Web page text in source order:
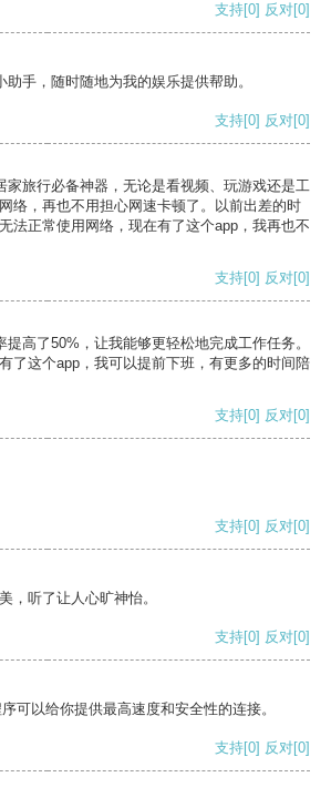
支持[0] 反对[0]
手，随时随地为我的娱乐提供帮助。
支持[0] 反对[0]
家旅行必备神器，无论是看视频、玩游戏还是工
络，再也不用担心网速卡顿了。以前出差的时
法正常使用网络，现在有了这个app，我再也不
支持[0] 反对[0]
高了50%，让我能够更轻松地完成工作任务。
了这个app，我可以提前下班，有更多的时间陪
支持[0] 反对[0]
支持[0] 反对[0]
，听了让人心旷神怡。
支持[0] 反对[0]
可以给你提供最高速度和安全性的连接。
支持[0] 反对[0]